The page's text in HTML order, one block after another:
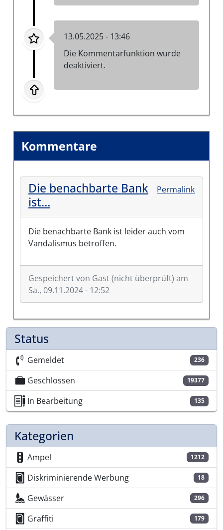
13.05.2025 - 13:46
Die Kommentarfunktion wurde
deaktiviert.
Kommentare
Die benachbarte Bank
ist…
Permalink
Die benachbarte Bank ist leider auch vom
Vandalismus betroffen.
Gespeichert von Gast (nicht überprüft) am
Sa., 09.11.2024 - 12:52
Status
Gemeldet 236
Geschlossen 19377
In Bearbeitung 135
Kategorien
Ampel 1212
Diskriminierende Werbung 18
Gewässer 296
Graffiti 179